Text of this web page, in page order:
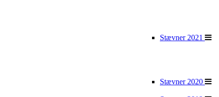
Stævner 2021
Stævner 2020